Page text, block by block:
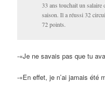
33 ans touchait un salaire
saison. Il a réussi 32
72 points.
-«Je ne savais pas que tu
-«En effet, je n’ai jamais été